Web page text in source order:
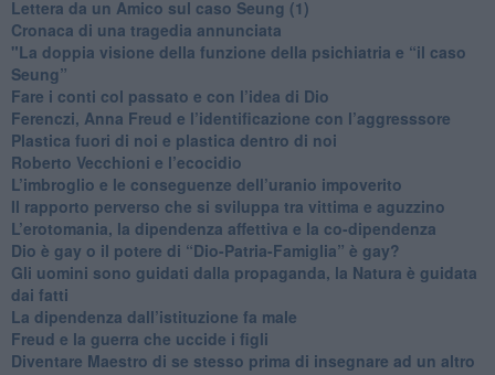
​Lettera da un Amico sul caso Seung (1)
​Cronaca di una tragedia annunciata
"​La doppia visione della funzione della psichiatria e “il caso
Seung”
​Fare i conti col passato e con l’idea di Dio
​Ferenczi, Anna Freud e l’identificazione con l’aggresssore
Plastica fuori di noi e plastica dentro di noi
​Roberto Vecchioni e l’ecocidio
​L’imbroglio e le conseguenze dell’uranio impoverito
​Il rapporto perverso che si sviluppa tra vittima e aguzzino
L’erotomania, la dipendenza affettiva e la co-dipendenza
​Dio è gay o il potere di “Dio-Patria-Famiglia” è gay?
​Gli uomini sono guidati dalla propaganda, la Natura è guidata
dai fatti
La dipendenza dall’istituzione fa male
​Freud e la guerra che uccide i figli
​Diventare Maestro di se stesso prima di insegnare ad un altro